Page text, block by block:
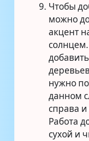
Чтобы
можно
акцент
нужно
данном
справа
Работа
сухой и